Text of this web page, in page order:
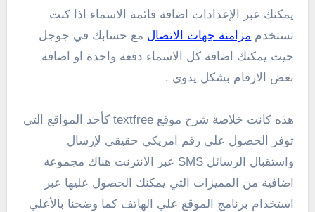
يمكنك عبر الإعدادات اضافة قائمة الاسماء اذا كنت
تستخدم مزامنة جهات الاتصال مع حسابك في جوجل
حيث يمكنك اضافة كل الاسماء دفعة واحدة او اضافة
بعض الارقام بشكل يدوي .
هذه كانت خلاصة شرح موقع textfree كأحد المواقع التي
توفر الحصول علي رقم امريكي حقيقي لإرسال
واستقبال الرسائل SMS عبر الانترنت هناك مجموعة
اضافية من المميزات التي يمكنك الحصول عليها عبر
استخدام برنامج الموقع علي الهاتف كما وضحنا بالأعلي